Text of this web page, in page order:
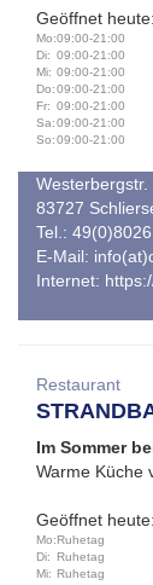
Geöffnet
Mo:09:00-21:00
Di: 09:00-21:00
Mi: 09:00-21:00
Do:09:00-21:00
Fr: 09:00-21:00
Sa:09:00-21:00
So:09:00-21:00
Westerbergstr.
83727
Tel.:
E-Mail:
Internet:
Restaurant
Im Sommer
Warme Küche
Geöffnet
Mo:Ruhetag
Di:
Ruhetag
Mi: Ruhetag